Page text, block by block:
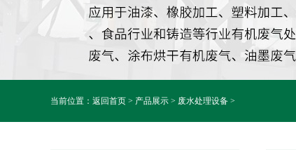
当前位置： 返回首页 > 产品展示 > 废水处理设备 >